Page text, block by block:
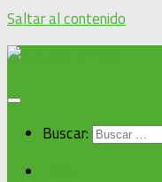
Saltar al contenido
Buscar: